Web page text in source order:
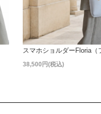
スマホショルダーFloria（
38,500円(税込)